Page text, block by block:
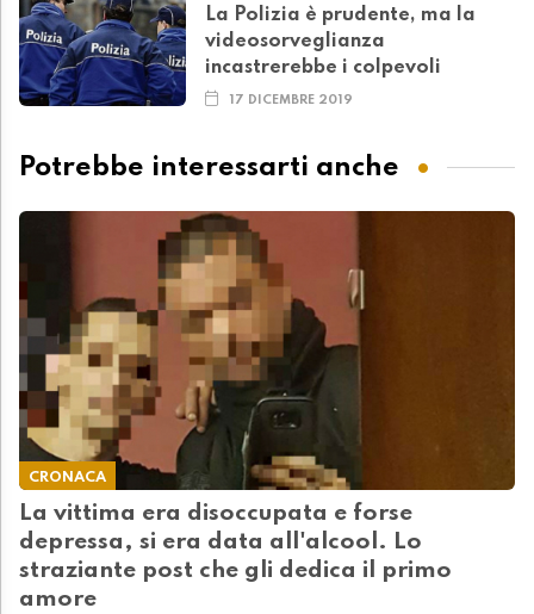
La Polizia è prudente, ma la
videosorveglianza
incastrerebbe i colpevoli
17 DICEMBRE 2019
Potrebbe interessarti anche
CRONACA
La vittima era disoccupata e forse
depressa, si era data all'alcool. Lo
straziante post che gli dedica il primo
amore